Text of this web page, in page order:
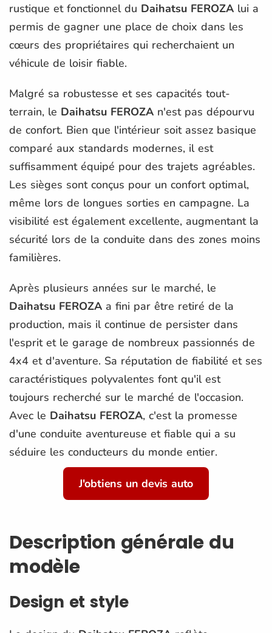
rustique et fonctionnel du Daihatsu FEROZA lui a
permis de gagner une place de choix dans les
cœurs des propriétaires qui recherchaient un
véhicule de loisir fiable.
Malgré sa robustesse et ses capacités tout-
terrain, le Daihatsu FEROZA n'est pas dépourvu
de confort. Bien que l'intérieur soit assez basique
comparé aux standards modernes, il est
suffisamment équipé pour des trajets agréables.
Les sièges sont conçus pour un confort optimal,
même lors de longues sorties en campagne. La
visibilité est également excellente, augmentant la
sécurité lors de la conduite dans des zones moins
familières.
Après plusieurs années sur le marché, le
Daihatsu FEROZA a fini par être retiré de la
production, mais il continue de persister dans
l'esprit et le garage de nombreux passionnés de
4x4 et d'aventure. Sa réputation de fiabilité et ses
caractéristiques polyvalentes font qu'il est
toujours recherché sur le marché de l'occasion.
Avec le Daihatsu FEROZA, c'est la promesse
d'une conduite aventureuse et fiable qui a su
séduire les conducteurs du monde entier.
J'obtiens un devis auto
Description générale du
modèle
Design et style